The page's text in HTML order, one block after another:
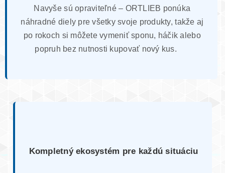
Navyše sú opraviteľné – ORTLIEB ponúka
náhradné diely pre všetky svoje produkty, takže aj
po rokoch si môžete vymeniť sponu, háčik alebo
popruh bez nutnosti kupovať nový kus.
Kompletný ekosystém pre každú situáciu